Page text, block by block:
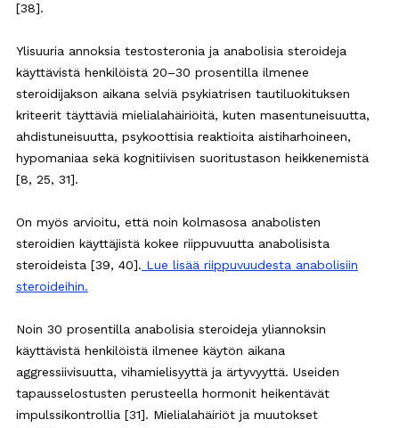
[38].
Ylisuuria annoksia testosteronia ja anabolisia steroideja
käyttävistä henkilöistä 20–30 prosentilla ilmenee
steroidijakson aikana selviä psykiatrisen tautiluokituksen
kriteerit täyttäviä mielialahäiriöitä, kuten masentuneisuutta,
ahdistuneisuutta, psykoottisia reaktioita aistiharhoineen,
hypomaniaa sekä kognitiivisen suoritustason heikkenemistä
[8, 25, 31].
On myös arvioitu, että noin kolmasosa anabolisten
steroidien käyttäjistä kokee riippuvuutta anabolisista
steroideista [39, 40]. Lue lisää riippuvuudesta anabolisiin
steroideihin.
Noin 30 prosentilla anabolisia steroideja yliannoksin
käyttävistä henkilöistä ilmenee käytön aikana
aggressiivisuutta, vihamielisyyttä ja ärtyvyyttä. Useiden
tapausselostusten perusteella hormonit heikentävät
impulssikontrollia [31]. Mielialahäiriöt ja muutokset